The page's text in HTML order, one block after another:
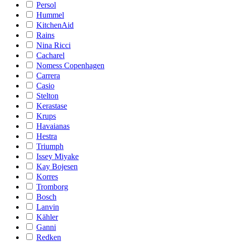
Persol
Hummel
KitchenAid
Rains
Nina Ricci
Cacharel
Nomess Copenhagen
Carrera
Casio
Stelton
Kerastase
Krups
Havaianas
Hestra
Triumph
Issey Miyake
Kay Bojesen
Korres
Tromborg
Bosch
Lanvin
Kähler
Ganni
Redken